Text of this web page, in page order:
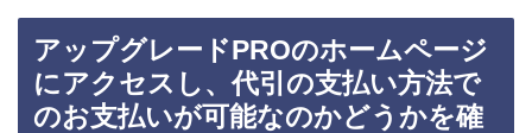
アップグレードPROのホームページ
にアクセスし、代引の支払い方法で
のお支払いが可能なのかどうかを確